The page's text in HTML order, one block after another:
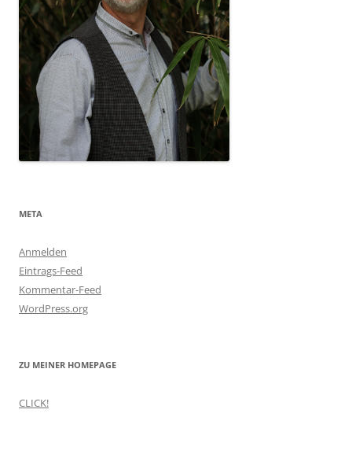
META
Anmelden
Eintrags-Feed
Kommentar-Feed
WordPress.org
ZU MEINER HOMEPAGE
CLICK!